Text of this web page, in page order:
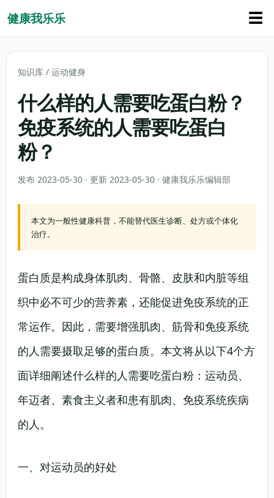
健康我乐乐 ☰
知识库 / 运动健身
什么样的人需要吃蛋白粉？
免疫系统的人需要吃蛋白
粉？
发布 2023-05-30 · 更新 2023-05-30 · 健康我乐乐编辑部
本文为一般性健康科普，不能替代医生诊断、处方或个体化
治疗。
蛋白质是构成身体肌肉、骨骼、皮肤和内脏等组
织中必不可少的营养素，还能促进免疫系统的正
常运作。因此，需要增强肌肉、筋骨和免疫系统
的人需要摄取足够的蛋白质。本文将从以下4个方
面详细阐述什么样的人需要吃蛋白粉：运动员、
年迈者、素食主义者和患有肌肉、免疫系统疾病
的人。
一、对运动员的好处